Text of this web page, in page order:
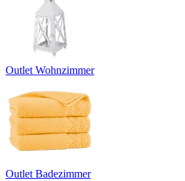
Outlet Wohnzimmer
Outlet Badezimmer